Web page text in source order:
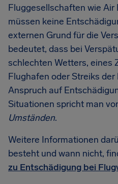
Fluggesellschaften wie Air
müssen keine
externen Grund für die
bedeutet, dass bei
schlechten Wetters, eines
Flughafen oder Streiks
Anspruch auf
Situationen spricht man
Umständen.
Weitere Informationen
besteht und wann nicht,
zu Entschädigung bei